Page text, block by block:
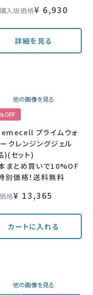
入版価格¥ 6,930
詳細を見る
他の画像を見る
プライムウォ
クレンジングジェル
)(セット)
まとめ買いで10%OF
別価格！送料無料
格¥ 13,365
カートに入れる
他の画像を見る